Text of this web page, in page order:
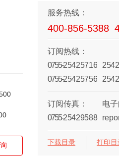
服务热线：
400-856-5388
订阅热线：
0755-25425716
0755-25425756
订阅传真：
0755-25429588
电子
下载目录 打印目